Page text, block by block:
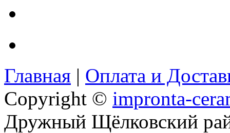
Главная | Оплата и
Copyright © impronta-
Дружный Щёлковский